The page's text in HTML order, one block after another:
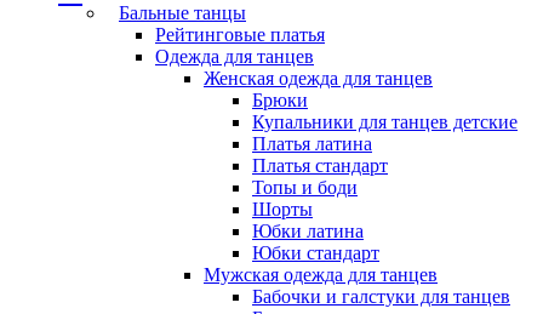
Бальные танцы
Рейтинговые платья
Одежда для танцев
Женская одежда для танцев
Брюки
Купальники для танцев детские
Платья латина
Платья стандарт
Топы и боди
Шорты
Юбки латина
Юбки стандарт
Мужская одежда для танцев
Бабочки и галстуки для танцев